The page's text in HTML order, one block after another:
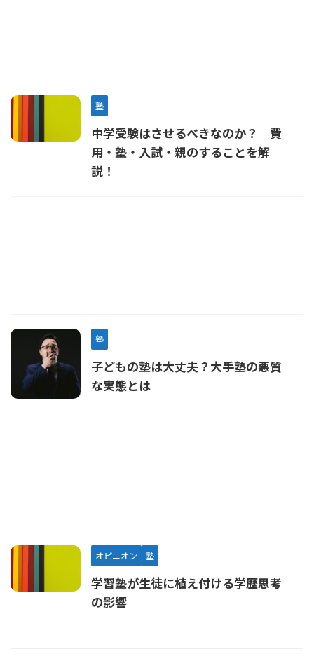
塾
中学受験はさせるべきなのか？ 費
用・塾・入試・親のすることを解
説！
塾
子どもの塾は大丈夫？大手塾の悪質
な実態とは
オピニオン 塾
学習塾が生徒に植え付ける学歴思考
の影響